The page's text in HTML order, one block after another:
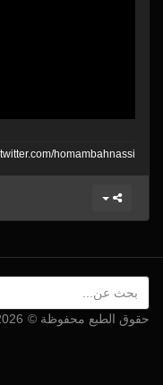
homambahnassi
حقوق الطبع محفوظة © 2026 :: الشبكة العربية لمطوري الألعاب